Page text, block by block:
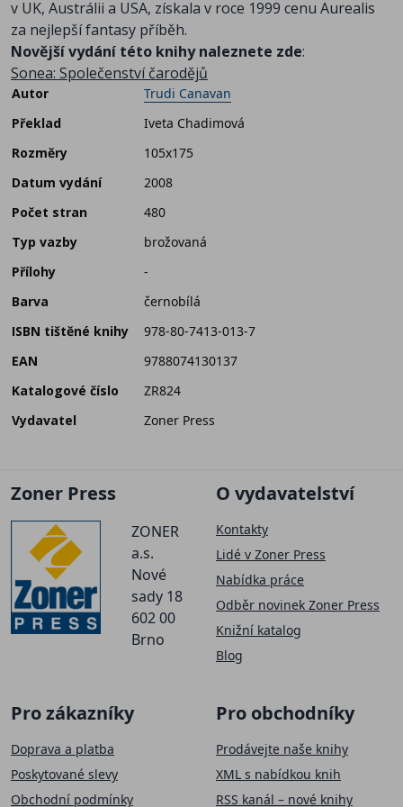
v UK, Austrálii a USA, získala v roce 1999 cenu Aurealis
za nejlepší fantasy příběh.
Novější vydání této knihy naleznete zde:
Sonea: Společenství čarodějů
Autor
Trudi Canavan
Překlad
Iveta Chadimová
Rozměry
105x175
Datum vydání
2008
Počet stran
480
Typ vazby
brožovaná
Přílohy
-
Barva
černobílá
ISBN tištěné knihy
978-80-7413-013-7
EAN
9788074130137
Katalogové číslo
ZR824
Vydavatel
Zoner Press
Zoner Press
ZONER
a.s.
Nové
sady 18
602 00
Brno
O vydavatelství
Kontakty
Lidé v Zoner Press
Nabídka práce
Odběr novinek Zoner Press
Knižní katalog
Blog
Pro zákazníky
Doprava a platba
Poskytované slevy
Obchodní podmínky
Pro obchodníky
Prodávejte naše knihy
XML s nabídkou knih
RSS kanál – nové knihy